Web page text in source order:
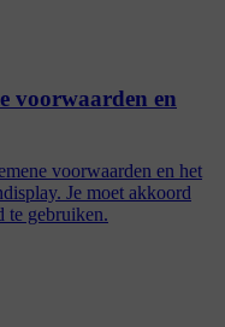
voorwaarden en
voorwaarden en het
Je moet akkoord
te gebruiken.